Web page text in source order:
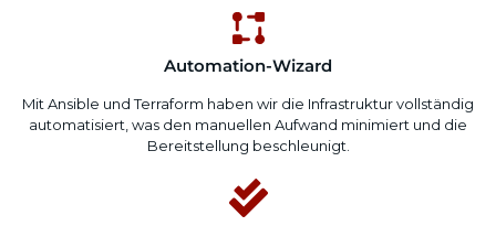
Automation-Wizard
Mit Ansible und Terraform haben wir die Infrastruktur vollständig
automatisiert, was den manuellen Aufwand minimiert und die
Bereitstellung beschleunigt.